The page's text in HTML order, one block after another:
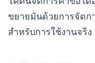
ขยายมันด้วยการจัดก
สำหรับการใช้งานจริง